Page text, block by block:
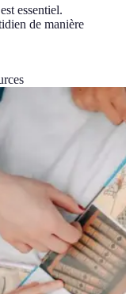
essentiel.
de manière